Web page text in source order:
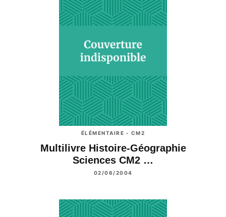
ÉLÉMENTAIRE - CM2
Multilivre Histoire-Géographie
Sciences CM2 …
02/06/2004